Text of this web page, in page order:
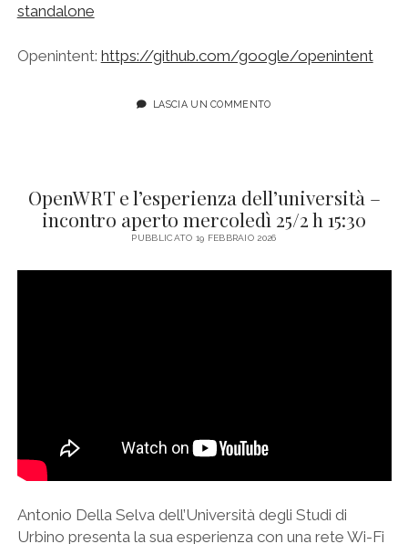
standalone
Openintent: https://github.com/google/openintent
LASCIA UN COMMENTO
OpenWRT e l’esperienza dell’università –
incontro aperto mercoledì 25/2 h 15:30
PUBBLICATO 19 FEBBRAIO 2026
Antonio Della Selva dell’Università degli Studi di
Urbino presenta la sua esperienza con una rete Wi-Fi